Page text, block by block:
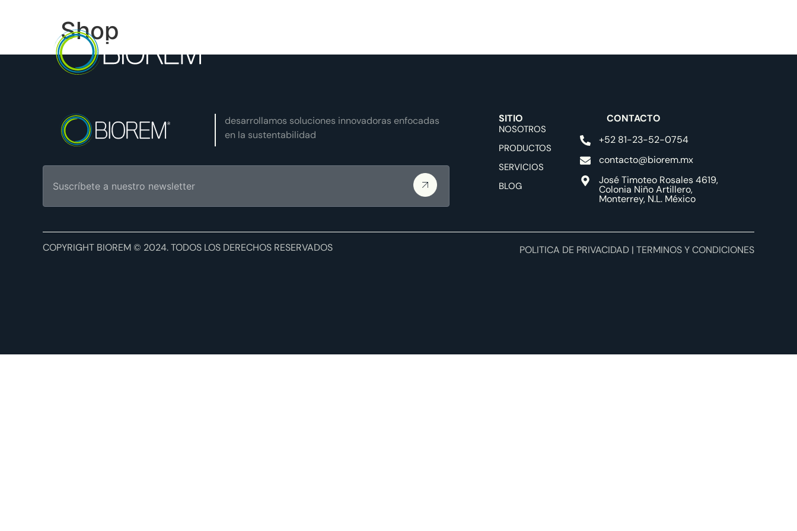
Shop
desarrollamos soluciones innovadoras enfocadas
en la sustentabilidad
SITIO
NOSOTROS
PRODUCTOS
SERVICIOS
BLOG
CONTACTO
+52 81-23-52-0754
contacto@biorem.mx
José Timoteo Rosales 4619,
Colonia Niño Artillero,
Monterrey, N.L. México
COPYRIGHT BIOREM © 2024. TODOS LOS DERECHOS RESERVADOS POLITICA DE PRIVACIDAD | TERMINOS Y CONDICIONES